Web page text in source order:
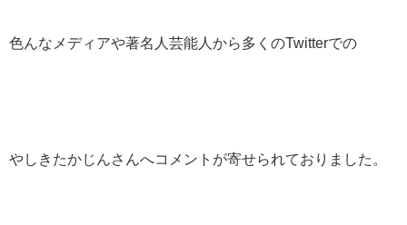
色んなメディアや著名人芸能人から多くのTwitterでの
やしきたかじんさんへコメントが寄せられておりました。